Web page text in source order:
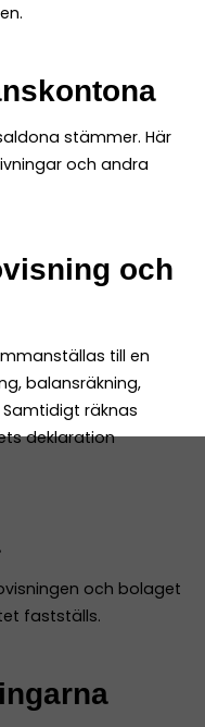
stämmer. Här
och andra
och
till en
balansräkning,
räknas
deklaration
och bolaget
fastställs.